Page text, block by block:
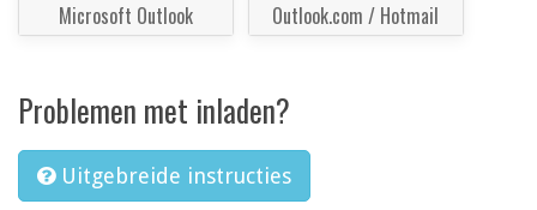
Microsoft Outlook Outlook.com / Hotmail
Problemen met inladen?
Uitgebreide instructies